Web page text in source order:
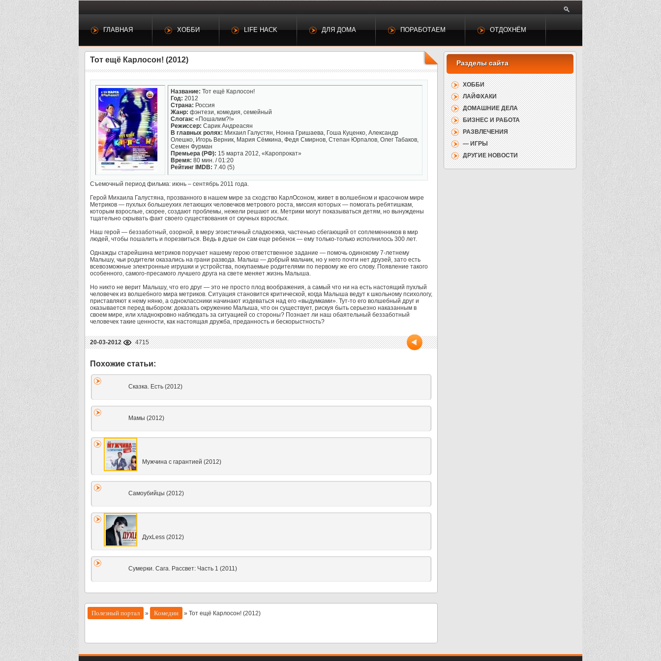
ГЛАВНАЯ ХОББИ LIFE HACK ДЛЯ ДОМА ПОРАБОТАЕМ ОТДОХНЁМ
Тот ещё Карлосон! (2012)
Название: Тот ещё Карлосон!
Год: 2012
Страна: Россия
Жанр: фэнтези, комедия, семейный
Слоган: «Пошалим?!»
Режиссер: Сарик Андреасян
В главных ролях: Михаил Галустян, Нонна Гришаева, Гоша Куценко, Александр
Олешко, Игорь Верник, Мария Сёмкина, Федя Смирнов, Степан Юрпалов, Олег Табаков,
Семен Фурман
Премьера (РФ): 15 марта 2012, «Каропрокат»
Время: 80 мин. / 01:20
Рейтинг IMDB: 7.40 (5)
Съемочный период фильма: июнь – сентябрь 2011 года.
Герой Михаила Галустяна, прозванного в нашем мире за сходство КарлОсоном, живет в волшебном и красочном мире
Метриков — пухлых большеухих летающих человечков метрового роста, миссия которых — помогать ребятишкам,
которым взрослые, скорее, создают проблемы, нежели решают их. Метрики могут показываться детям, но вынуждены
тщательно скрывать факт своего существования от скучных взрослых.
Наш герой — беззаботный, озорной, в меру эгоистичный сладкоежка, частенько сбегающий от соплеменников в мир
людей, чтобы пошалить и порезвиться. Ведь в душе он сам еще ребенок — ему только-только исполнилось 300 лет.
Однажды старейшина метриков поручает нашему герою ответственное задание — помочь одинокому 7-летнему
Малышу, чьи родители оказались на грани развода. Малыш — добрый мальчик, но у него почти нет друзей, зато есть
всевозможные электронные игрушки и устройства, покупаемые родителями по первому же его слову. Появление такого
особенного, самого-пресамого лучшего друга на свете меняет жизнь Малыша.
Но никто не верит Малышу, что его друг — это не просто плод воображения, а самый что ни на есть настоящий пухлый
человечек из волшебного мира метриков. Ситуация становится критической, когда Малыша ведут к школьному психологу,
приставляют к нему няню, а одноклассники начинают издеваться над его «выдумками». Тут-то его волшебный друг и
оказывается перед выбором: доказать окружению Малыша, что он существует, рискуя быть серьезно наказанным в
своем мире, или хладнокровно наблюдать за ситуацией со стороны? Познает ли наш обаятельный беззаботный
человечек такие ценности, как настоящая дружба, преданность и бескорыстность?
20-03-2012 4715
Сказка. Есть (2012)
Мамы (2012)
Мужчина с гарантией (2012)
Самоубийцы (2012)
ДухLess (2012)
Сумерки. Сага. Рассвет: Часть 1 (2011)
Полезный портал » Комедии » Тот ещё Карлосон! (2012)
ХОББИ
ЛАЙФХАКИ
ДОМАШНИЕ ДЕЛА
БИЗНЕС И РАБОТА
РАЗВЛЕЧЕНИЯ
— ИГРЫ
ДРУГИЕ НОВОСТИ